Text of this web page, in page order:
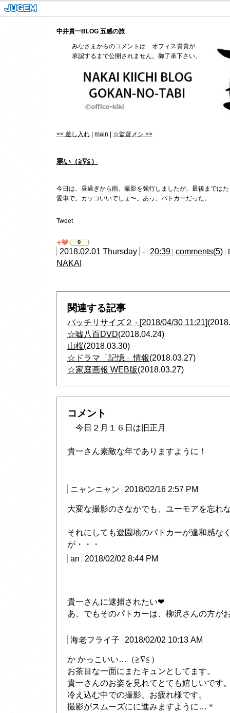
中井貴一BLOG 五感の旅
みなさまからのコメントは オフィス貴貴が
承認するまで公開されません。御了承下さい。
<< 差し入れ main ☆監督メシ >>
寒い（≧∇≦）
今日は、昼過ぎから雨。撮影を強行しましたが、最後までは
愛車で。カッコいいでしょ〜。あっ、パトカーだった。
Tweet
0
2018.02.01 Thursday - 20:39 comments(5)
NAKAI
関連する記事
バッチリサイズ２ - [2018/04/30 11:21]
☆嘘八百DVD(2018.04.24)
山桜(2018.03.30)
☆ドラマ「記憶」情報(2018.03.27)
☆家庭画報 WEB版(2018.03.27)
コメント
今日２月１６日は旧正月
貴一さん素敵な年でありますように！
ニャンニャン 2018/02/16 2:57 PM
大変な撮影のさなかでも、ユーモアを忘れ
それにしても遊園地のパトカーが違和感な
が・・・
an
2018/02/02 8:44 PM
貴一さんに逮捕されたい❤
あ、でもそのパトカーは、柳沢さんの方が
海老フライ子 2018/02/02 10:13 AM
か かっこいい…（≧∇≦）
お茶目な一面にまたキュンとしてます。
貴一さんのお姿を見れてとても嬉しいです
冷え込む中での撮影、お疲れ様です。
撮影がスムーズにに進みますように…＊